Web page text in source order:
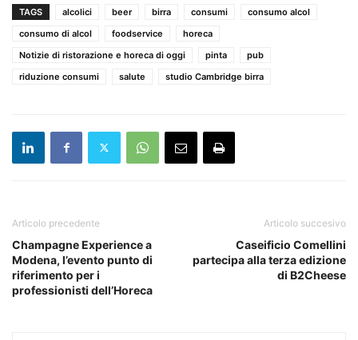
TAGS alcolici beer birra consumi
consumo alcol
consumo di alcol
foodservice
horeca
Notizie di ristorazione e horeca di oggi
pinta
pub
riduzione consumi
salute studio Cambridge birra
Articolo precedente
Champagne Experience a
Modena, l’evento punto di
riferimento per i
professionisti dell’Horeca
Articolo succesivo
Caseificio Comellini
partecipa alla terza edizione
di B2Cheese